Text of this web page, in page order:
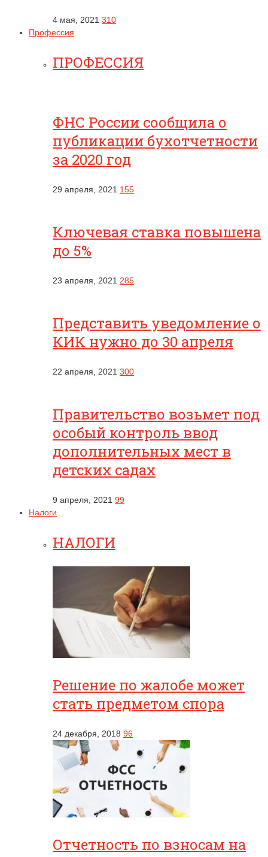
4 мая, 2021 310
Профессия
ПРОФЕССИЯ
ФНС России сообщила о
публикации бухотчетности
за 2020 год
29 апреля, 2021 155
Ключевая ставка повышена
до 5%
23 апреля, 2021 285
Представить уведомление о
КИК нужно до 30 апреля
22 апреля, 2021 300
Правительство возьмет под
особый контроль ввод
дополнительных мест в
детских садах
9 апреля, 2021 99
Налоги
НАЛОГИ
Решение по жалобе может
стать предметом спора
24 декабря, 2018 96
Отчетность по взносам на